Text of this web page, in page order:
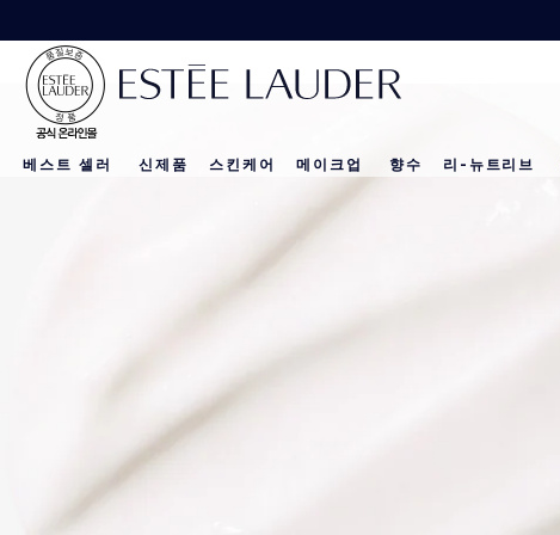
베스트 셀러 신제품 스킨케어 메이크업 향수 리-뉴트리브